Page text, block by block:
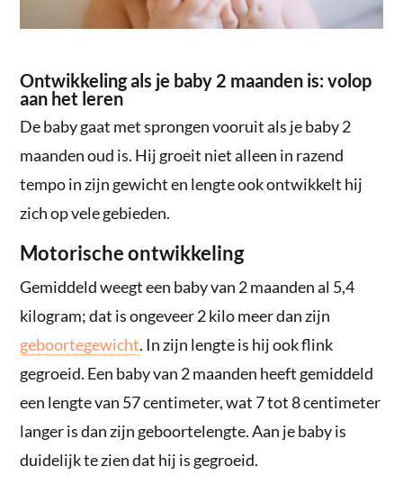
Ontwikkeling als je baby 2 maanden is: volop
aan het leren
De baby gaat met sprongen vooruit als je baby 2
maanden oud is. Hij groeit niet alleen in razend
tempo in zijn gewicht en lengte ook ontwikkelt hij
zich op vele gebieden.
Motorische ontwikkeling
Gemiddeld weegt een baby van 2 maanden al 5,4
kilogram; dat is ongeveer 2 kilo meer dan zijn
geboortegewicht. In zijn lengte is hij ook flink
gegroeid. Een baby van 2 maanden heeft gemiddeld
een lengte van 57 centimeter, wat 7 tot 8 centimeter
langer is dan zijn geboortelengte. Aan je baby is
duidelijk te zien dat hij is gegroeid.